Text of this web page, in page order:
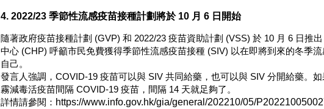
4. 2022/23 季節性流感疫苗接種計劃將於 10 月 6 日開始
隨著政府疫苗接種計劃 (GVP) 和 2022/23 疫苗資助計劃 (VSS) 於 10 月 6 日推
中心 (CHP) 呼籲市民免費獲得季節性流感疫苗接種 (SIV) 以在即將到來的冬季
自己。
發言人強調，COVID-19 疫苗可以與 SIV 共同給藥，也可以與 SIV 分開給藥。
霧減毒活疫苗間隔 COVID-19 疫苗，間隔 14 天就足夠了。
詳情請參閱： https://www.info.gov.hk/gia/general/202210/05/